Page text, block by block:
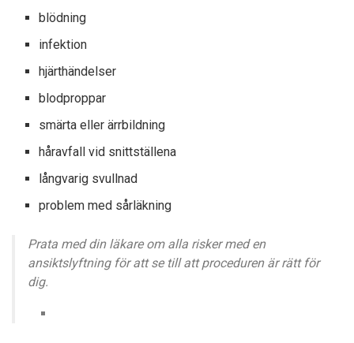
blödning
infektion
hjärthändelser
blodproppar
smärta eller ärrbildning
håravfall vid snittställena
långvarig svullnad
problem med sårläkning
Prata med din läkare om alla risker med en
ansiktslyftning för att se till att proceduren är rätt för
dig.